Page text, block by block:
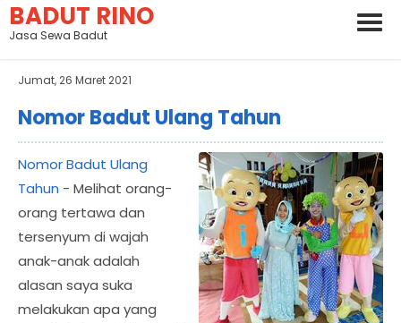
BADUT RINO
Jasa Sewa Badut
Jumat, 26 Maret 2021
Nomor Badut Ulang Tahun
Nomor Badut Ulang
Tahun - Melihat orang-
orang tertawa dan
tersenyum di wajah
anak-anak adalah
alasan saya suka
melakukan apa yang